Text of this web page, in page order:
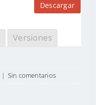
Descargar
Versiones
| Sin comentarios